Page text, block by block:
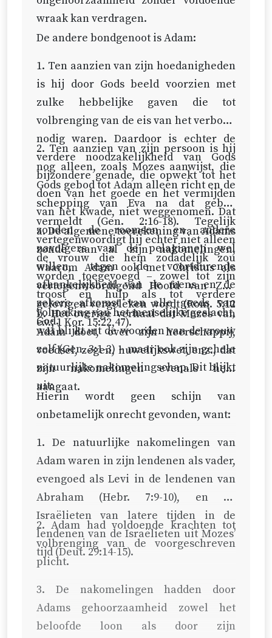
wraak kan verdragen.
De andere bondgenoot is Adam:
1. Ten aanzien van zijn hoedanigheden
is hij door Gods beeld voorzien met
zulke hebbelijke gaven die tot
volbrenging van de eis van het verbond
nodig waren. Daardoor is echter de
verdere noodzakelijkheid van Gods
bijzondere genade, die opwekt tot het
doen van het goede en het vermijden
van het kwade, niet weggenomen. Dat
zouden de roomsen en andere
navolgers van de pelagianen wel
willen, tegen de voortdurende
afhankelijkheid van de mens en de
zekere afkomst van alle goeds van
God.
2. Ten aanzien van zijn persoon is hij
nog alleen, zoals Mozes aanwijst, die
Gods gebod tot Adam alleen richt en de
schepping van Eva na dat gebod
vermeldt (Gen. 2:16-18). Tegelijk
vertegenwoordigt hij echter niet alleen
de vrouw die hem zodadelijk zou
worden toegevoegd – zowel tot zijn
troost en hulp als tot verdere
volmaking van het menselijke geslacht,
wat blijkt uit de woorden van de vrouw
zelf (Gen. 3:1-3) – maar ook zijn gehele
natuurlijke nakomelingschap. Dit blijkt
uit:
a. De algemene toerekening van Adams
zonde aan al zijn nakomelingen,
waarom Adam ook met Christus als
vertegenwoordigend Hoofd van Zijn
gelovigen vergeleken wordt (Rom. 5:12
e.v.;1 Kor. 15:22,47).
b. Het overige verhaal dat Mozes van
Adam doet, over zijn heerschappij,
voedsel, zegen, huwelijkswet, enz., dat
zijn nakomelingen evenals hem
aangaat.
Hierin wordt geen schijn van
onbetamelijk onrecht gevonden, want:
1. De natuurlijke nakomelingen van
Adam waren in zijn lendenen als vader,
evengoed als Levi in de lendenen van
Abraham (Hebr. 7:9-10), en de
Israëlieten van latere tijden in de
lendenen van de Israëlieten uit Mozes’
tijd (Deut. 29:14-15).
2. Adam had voldoende krachten tot
volbrenging van de voorgeschreven
plicht.
3. De nakomelingen hadden door
Adams gehoorzaamheid zowel het
beloofde loon als door zijn